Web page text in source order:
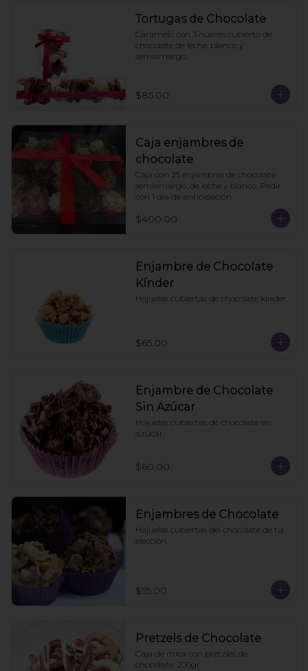
Tortugas de Chocolate
Caramelo con 3 nueces cubierto de
chocolate de leche, blanco y
semiamargo.
$85.00
Caja enjambres de
chocolate
Caja con 25 enjambres de chocolate
semiamargo, de leche y blanco. Pedir
con 1 día de anticipación
$400.00
Enjambre de Chocolate
Kínder
Hojuelas cubiertas de chocolate kinder.
$65.00
Enjambre de Chocolate
Sin Azúcar
Hojuelas cubiertas de chocolate sin
azúcar.
$60.00
Enjambres de Chocolate
Hojuelas cubiertas del chocolate de tu
elección.
$55.00
Pretzels de Chocolate
Caja de mica con pretzles de
chocolate. 200gr